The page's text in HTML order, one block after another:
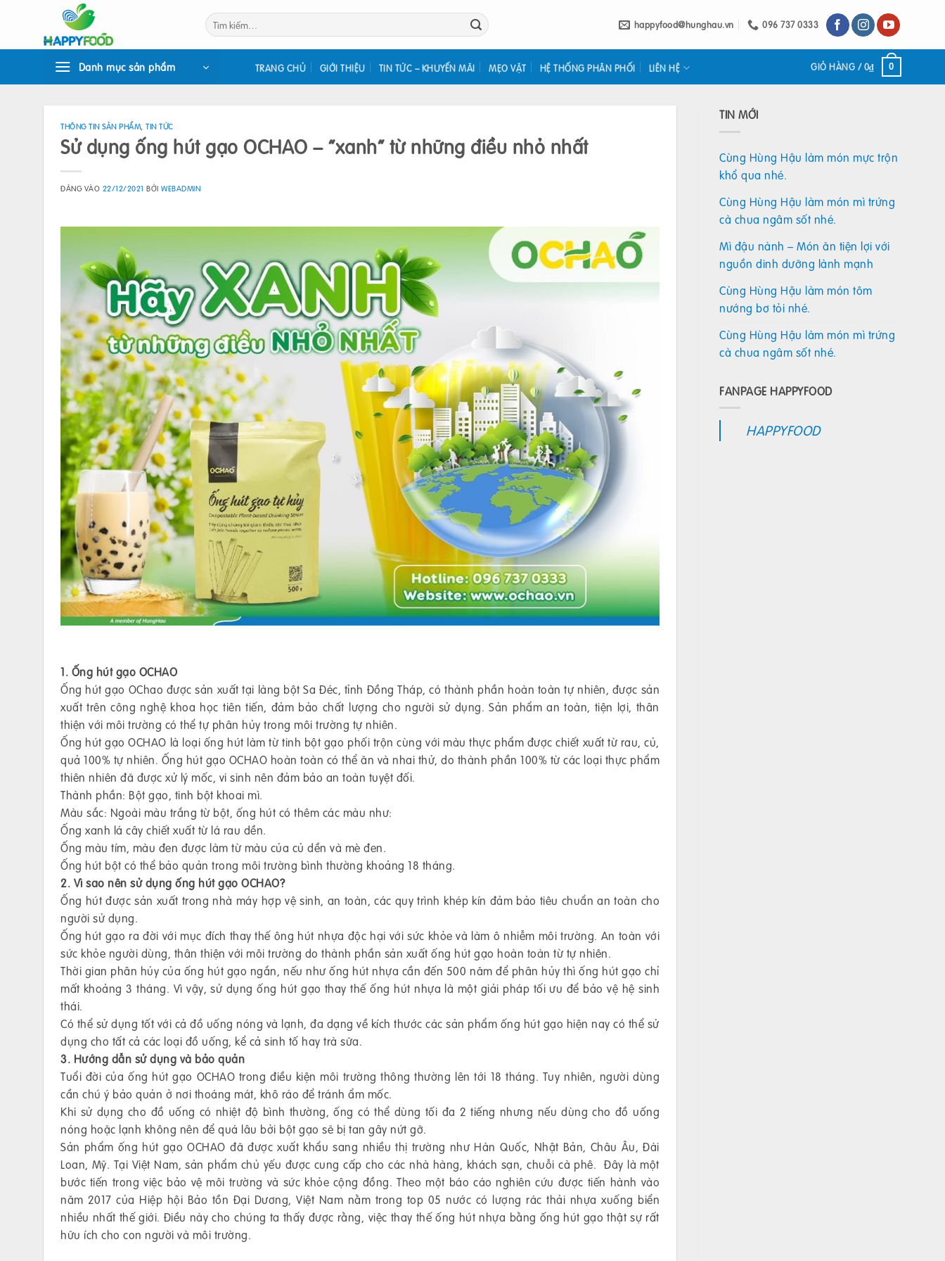
Tìm
kiếm:
happyfood@hunghau.vn 096 737 0333
Danh mục sản phẩm TRANG CHỦ GIỚI THIỆU TIN TỨC – KHUYẾN MÃI MẸO VẶT HỆ THỐNG PHÂN PHỐI LIÊN HỆ GIỎ HÀNG /0₫ 0
THÔNG TIN SẢN PHẨM, TIN TỨC
Sử dụng ống hút gạo OCHAO – “xanh” từ những điều nhỏ nhất
ĐĂNG VÀO 22/12/2021 BỞIWEBADMIN
1. Ống hút gạo OCHAO
Ống hút gạo OChao được sản xuất tại làng bột Sa Đéc, tỉnh Đồng Tháp, có thành phần hoàn toàn tự nhiên, được sản
xuất trên công nghệ khoa học tiên tiến, đảm bảo chất lượng cho người sử dụng. Sản phẩm an toàn, tiện lợi, thân
thiện với môi trường có thể tự phân hủy trong môi trường tự nhiên.
Ống hút gạo OCHAO là loại ống hút làm từ tinh bột gạo phối trộn cùng với màu thực phẩm được chiết xuất từ rau, củ,
quả 100% tự nhiên. Ống hút gạo OCHAO hoàn toàn có thể ăn và nhai thử, do thành phần 100% từ các loại thực phẩm
thiên nhiên đã được xử lý mốc, vi sinh nên đảm bảo an toàn tuyệt đối.
Thành phần: Bột gạo, tinh bột khoai mì.
Màu sắc: Ngoài màu trắng từ bột, ống hút có thêm các màu như:
Ống xanh lá cây chiết xuất từ lá rau dền.
Ống màu tím, màu đen được làm từ màu của củ dền và mè đen.
Ống hút bột có thể bảo quản trong môi trường bình thường khoảng 18 tháng.
2. Vì sao nên sử dụng ống hút gạo OCHAO?
Ống hút được sản xuất trong nhà máy hợp vệ sinh, an toàn, các quy trình khép kín đảm bảo tiêu chuẩn an toàn cho
người sử dụng.
Ống hút gạo ra đời với mục đích thay thế ông hút nhựa độc hại với sức khỏe và làm ô nhiễm môi trường. An toàn với
sức khỏe người dùng, thân thiện với môi trường do thành phần sản xuất ống hút gạo hoàn toàn từ tự nhiên.
Thời gian phân hủy của ống hút gạo ngắn, nếu như ống hút nhựa cần đến 500 năm để phân hủy thì ống hút gạo chỉ
mất khoảng 3 tháng. Vì vậy, sử dụng ống hút gạo thay thế ống hút nhựa là một giải pháp tối ưu để bảo vệ hệ sinh
thái.
Có thể sử dụng tốt với cả đồ uống nóng và lạnh, đa dạng về kích thước các sản phẩm ống hút gạo hiện nay có thể sử
dụng cho tất cả các loại đồ uống, kể cả sinh tố hay trà sữa.
3. Hướng dẫn sử dụng và bảo quản
Tuổi đời của ống hút gạo OCHAO trong điều kiện môi trường thông thường lên tới 18 tháng. Tuy nhiên, người dùng
cần chú ý bảo quản ở nơi thoáng mát, khô ráo để tránh ẩm mốc.
Khi sử dụng cho đồ uống có nhiệt độ bình thường, ống có thể dùng tối đa 2 tiếng nhưng nếu dùng cho đồ uống
nóng hoặc lạnh không nên để quá lâu bởi bột gạo sẽ bị tan gây nứt gỡ.
Sản phẩm ống hút gạo OCHAO đã được xuất khẩu sang nhiều thị trường như Hàn Quốc, Nhật Bản, Châu Âu, Đài
Loan, Mỹ. Tại Việt Nam, sản phẩm chủ yếu được cung cấp cho các nhà hàng, khách sạn, chuỗi cà phê. Đây là một
bước tiến trong việc bảo vệ môi trường và sức khỏe cộng đồng. Theo một báo cáo nghiên cứu được tiến hành vào
năm 2017 của Hiệp hội Bảo tồn Đại Dương, Việt Nam nằm trong top 05 nước có lượng rác thải nhựa xuống biển
nhiều nhất thế giới. Điều này cho chúng ta thấy được rằng, việc thay thế ống hút nhựa bằng ống hút gạo thật sự rất
hữu ích cho con người và môi trường.
TIN MỚI
Cùng Hùng Hậu làm món mực trộn
khổ qua nhé.
Cùng Hùng Hậu làm món mì trứng
cà chua ngâm sốt nhé.
Mì đậu nành – Món ăn tiện lợi với
nguồn dinh dưỡng lành mạnh
Cùng Hùng Hậu làm món tôm
nướng bơ tỏi nhé.
Cùng Hùng Hậu làm món mì trứng
cà chua ngâm sốt nhé.
FANPAGE HAPPYFOOD
HAPPYFOOD